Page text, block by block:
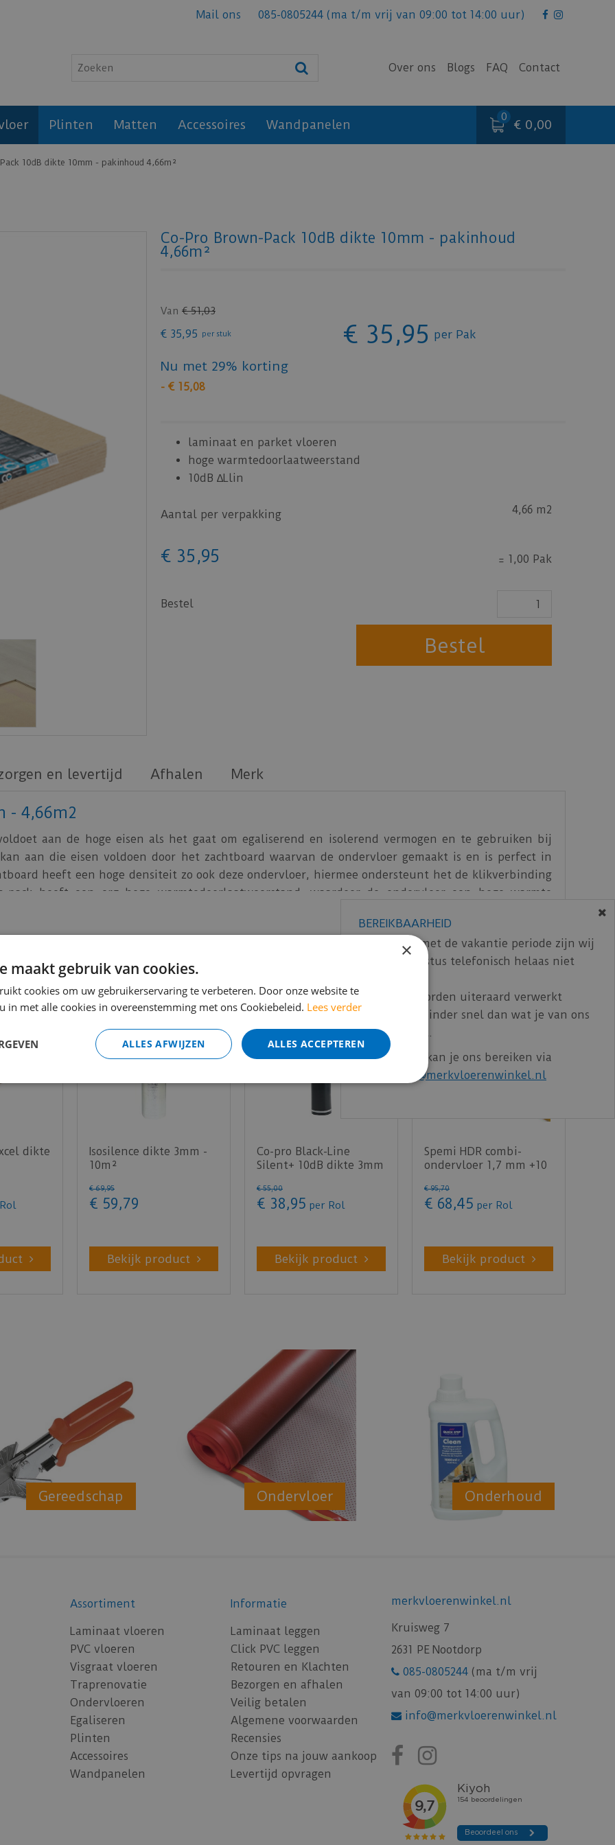
10dB dikte 10mm - pakinhoud 4,66m²
Mail ons 085-0805244 (ma t/m vrij van 09:00 tot 14:00 uur)
Over ons Blogs FAQ Contact
Plinten Matten Accessoires Wandpanelen € 0,00
Co-Pro Brown-Pack 10dB dikte 10mm - pakinhoud
4,66m²
Van € 51,03
€ 35,95 per stuk € 35,95 per Pak
Nu met 29% korting
- € 15,08
laminaat en parket vloeren
hoge warmtedoorlaatweerstand
10dB ∆Llin
Aantal per verpakking 4,66 m2
€ 35 ,95 = 1,00 Pak
Bestel
en levertijd Afhalen Merk
- 4,66m2
aan de hoge eisen als het gaat om egaliserend en isolerend vermogen en te gebruiken bij
aan die eisen voldoen door het zachtboard waarvan de ondervloer gemaakt is en is perfect in
heeft een hoge densiteit zo ook deze ondervloer, hiermee ondersteunt het de klikverbinding
heeft een erg hoge warmtedoorlaatweerstand, waardoor de ondervloer een hoge warmte
kan worden met vloerverwarming of vloerkoeling. In tegenstelling tot de hiermee vergelijkbare
in combinatie met laminaat een contactgeluidverbetering van 10dB.
dikte
Isosilence dikte 3mm -
10m²
€ 69,95
€ 59,79
Bekijk product
Co-pro Black-Line
Silent+ 10dB dikte 3mm
€ 55,00
€ 38,95 per Rol
Bekijk product
Spemi HDR combi-
ondervloer 1,7 mm +10
€ 95,70
€ 68,45 per Rol
Bekijk product
Gereedschap Ondervloer Onderhoud
Assortiment
Laminaat vloeren
PVC vloeren
Visgraat vloeren
Traprenovatie
Ondervloeren
Egaliseren
Plinten
Accessoires
Wandpanelen
Informatie
Laminaat leggen
Click PVC leggen
Retouren en Klachten
Bezorgen en afhalen
Veilig betalen
Algemene voorwaarden
Recensies
Onze tips na jouw aankoop
Levertijd opvragen
merkvloerenwinkel.nl
Kruisweg 7
2631 PE Nootdorp
085-0805244 (ma t/m vrij
van 09:00 tot 14:00 uur)
info@merkvloerenwinkel.nl
BEREIKBAARHEID
In verband met de vakantie periode zijn wij
t/m 14 augustus telefonisch helaas niet
Bestelling worden uiteraard verwerkt
echter iets minder snel dan wat je van ons
gewend bent.
Voor vragen kan je ons bereiken via
info@merkvloerenwinkel.nl
×
maakt gebruik van cookies.
cookies om uw gebruikerservaring te verbeteren. Door onze website te
in met alle cookies in overeenstemming met ons Cookiebeleid. Lees verder
ALLES ACCEPTEREN
ALLES AFWIJZEN